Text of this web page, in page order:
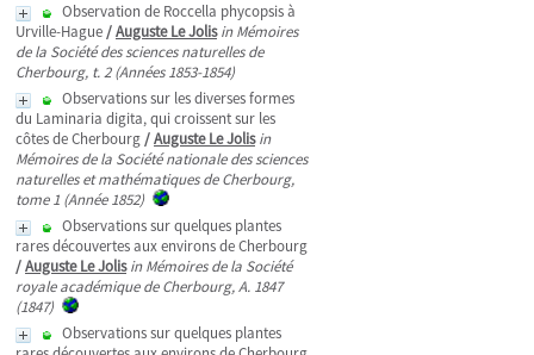
Observation de Roccella phycopsis à
Urville-Hague/Auguste Le Jolis in Mémoires
de la Société des sciences naturelles de
Cherbourg, t. 2 (Années 1853-1854)
Observations sur les diverses formes
du Laminaria digita, qui croissent sur les
côtes de Cherbourg/Auguste Le Jolis in
Mémoires de la Société nationale des sciences
naturelles et mathématiques de Cherbourg,
tome 1 (Année 1852)
Observations sur quelques plantes
rares découvertes aux environs de Cherbourg
/Auguste Le Jolis in Mémoires de la Société
royale académique de Cherbourg, A. 1847
(1847)
Observations sur quelques plantes